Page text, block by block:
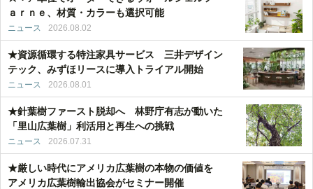
ａｒｎｅ、材質・カラーも選択可能
ニュース 2026.08.02
★資源循環する特注家具サービス 三井デザイン
テック、みずほリースに導入トライアル開始
ニュース 2026.08.01
★針葉樹ファースト脱却へ 林野庁有志が動いた
「里山広葉樹」利活用と再生への挑戦
ニュース 2026.07.31
★厳しい時代にアメリカ広葉樹の本物の価値を
アメリカ広葉樹輸出協会がセミナー開催